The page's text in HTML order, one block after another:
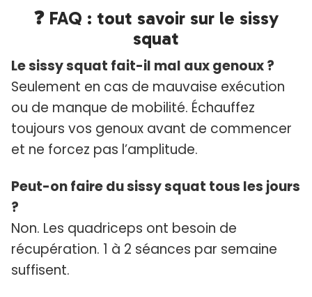
❓ FAQ : tout savoir sur le sissy
squat
Le sissy squat fait-il mal aux genoux ?
Seulement en cas de mauvaise exécution
ou de manque de mobilité. Échauffez
toujours vos genoux avant de commencer
et ne forcez pas l’amplitude.
Peut-on faire du sissy squat tous les jours
?
Non. Les quadriceps ont besoin de
récupération. 1 à 2 séances par semaine
suffisent.